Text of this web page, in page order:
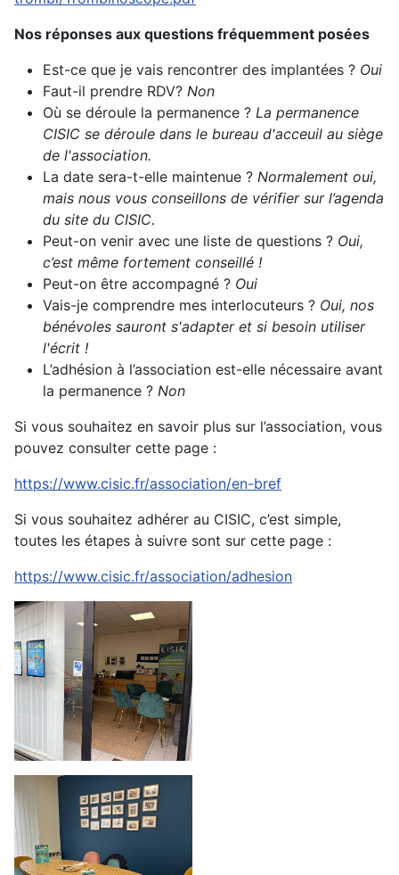
Nos réponses aux questions fréquemment posées
Est-ce que je vais rencontrer des implantées ? Oui
Faut-il prendre RDV? Non
Où se déroule la permanence ? La permanence
CISIC se déroule dans le bureau d'acceuil au siège
de l'association.
La date sera-t-elle maintenue ? Normalement oui,
mais nous vous conseillons de vérifier sur l’agenda
du site du CISIC.
Peut-on venir avec une liste de questions ? Oui,
c’est même fortement conseillé !
Peut-on être accompagné ? Oui
Vais-je comprendre mes interlocuteurs ? Oui, nos
bénévoles sauront s'adapter et si besoin utiliser
l'écrit !
L’adhésion à l’association est-elle nécessaire avant
la permanence ? Non
Si vous souhaitez en savoir plus sur l’association, vous
pouvez consulter cette page :
https://www.cisic.fr/association/en-bref
Si vous souhaitez adhérer au CISIC, c’est simple,
toutes les étapes à suivre sont sur cette page :
https://www.cisic.fr/association/adhesion